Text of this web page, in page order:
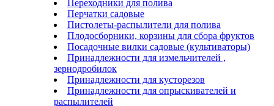
Переходники для полива
Перчатки садовые
Пистолеты-распылители для полива
Плодосборники, корзины для сбора фруктов
Посадочные вилки садовые (культиваторы)
Принадлежности для измельчителей ,
зернодробилок
Принадлежности для кусторезов
Принадлежности для опрыскивателей и
распылителей